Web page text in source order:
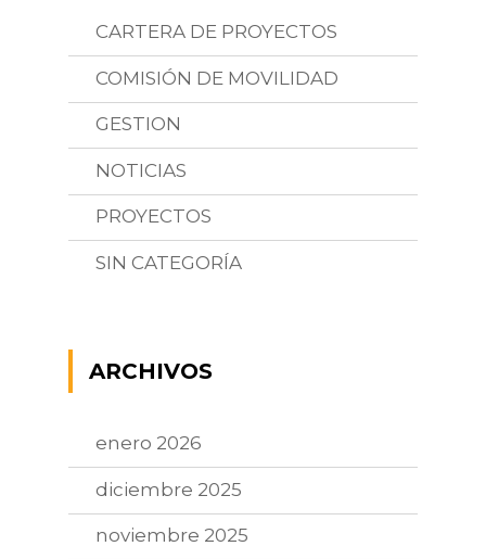
CARTERA DE PROYECTOS
COMISIÓN DE MOVILIDAD
GESTION
NOTICIAS
PROYECTOS
SIN CATEGORÍA
ARCHIVOS
enero 2026
diciembre 2025
noviembre 2025